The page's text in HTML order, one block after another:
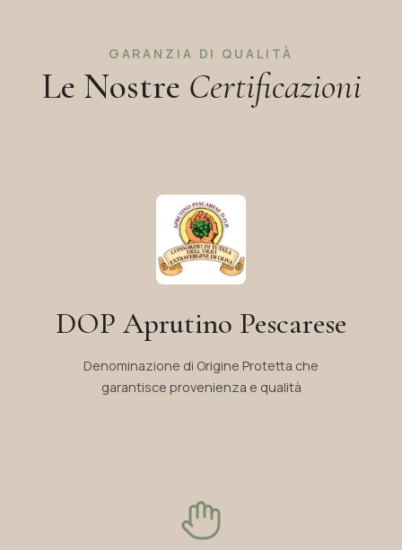
GARANZIA DI QUALITÀ
Le Nostre Certificazioni
DOP Aprutino Pescarese
Denominazione di Origine Protetta che
garantisce provenienza e qualità